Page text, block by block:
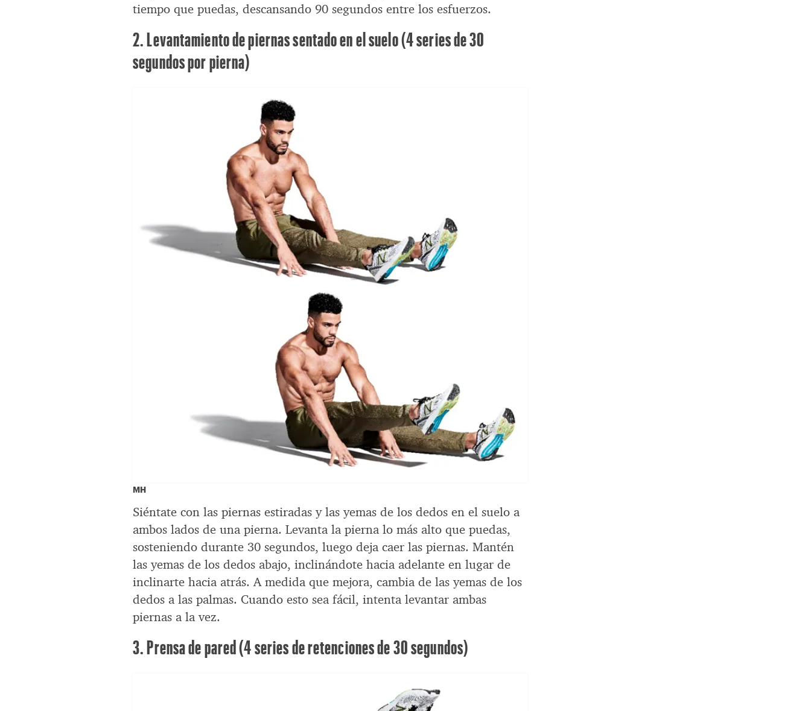
tiempo que puedas, descansando 90 segundos entre los esfuerzos.
2. Levantamiento de piernas sentado en el suelo (4 series de 30
segundos por pierna)
MH
Siéntate con las piernas estiradas y las yemas de los dedos en el suelo a
ambos lados de una pierna. Levanta la pierna lo más alto que puedas,
sosteniendo durante 30 segundos, luego deja caer las piernas. Mantén
las yemas de los dedos abajo, inclinándote hacia adelante en lugar de
inclinarte hacia atrás. A medida que mejora, cambia de las yemas de los
dedos a las palmas. Cuando esto sea fácil, intenta levantar ambas
piernas a la vez.
3. Prensa de pared (4 series de retenciones de 30 segundos)